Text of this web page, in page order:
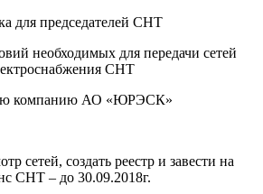
для председателей СНТ
необходимых для передачи сетей
СНТ
компанию АО «ЮРЭСК»
сетей, создать реестр и завести на
СНТ – до 30.09.2018г.